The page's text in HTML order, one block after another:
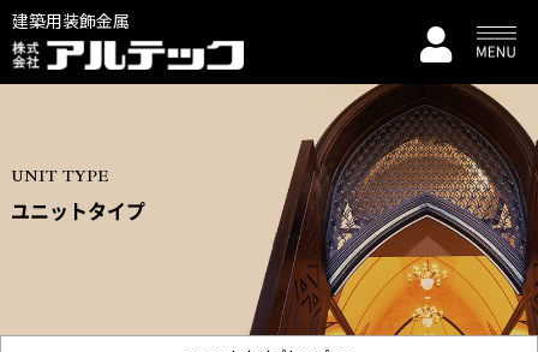
建築用装飾金属
UNIT TYPE
ユニットタイプ